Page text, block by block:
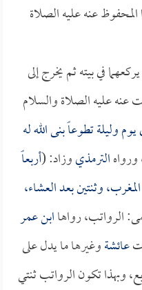
عنه عليه الصلاة
في بيته ثم يخرج إلى
عنه عليه الصلاة والسلام
وليلة تطوعاً بنى الله له
الترمذيوزاد: (أربعاً
وثنتين بعد العشاء،
الرواتب، رواهاابن عمر
عائشةوغيرها ما يدل على
وبهذا تكون الرواتب ثنتي